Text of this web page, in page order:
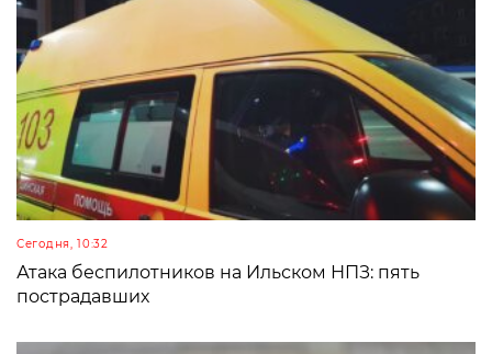
Сегодня, 10:32
Атака беспилотников на Ильском НПЗ: пять
пострадавших